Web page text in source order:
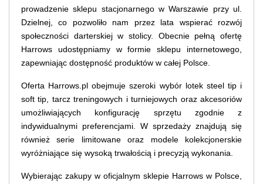
prowadzenie sklepu stacjonarnego w Warszawie przy ul.
Dzielnej, co pozwoliło nam przez lata wspierać rozwój
społeczności darterskiej w stolicy. Obecnie pełną ofertę
Harrows udostępniamy w formie sklepu internetowego,
zapewniając dostępność produktów w całej Polsce.
Oferta Harrows.pl obejmuje szeroki wybór lotek steel tip i
soft tip, tarcz treningowych i turniejowych oraz akcesoriów
umożliwiających konfigurację sprzętu zgodnie z
indywidualnymi preferencjami. W sprzedaży znajdują się
również serie limitowane oraz modele kolekcjonerskie
wyróżniające się wysoką trwałością i precyzją wykonania.
Wybierając zakupy w oficjalnym sklepie Harrows w Polsce,